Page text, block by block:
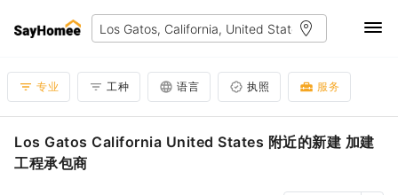
专业 工种 语言 执照 服务
Los Gatos California United States 附近的新建 加建
工程承包商